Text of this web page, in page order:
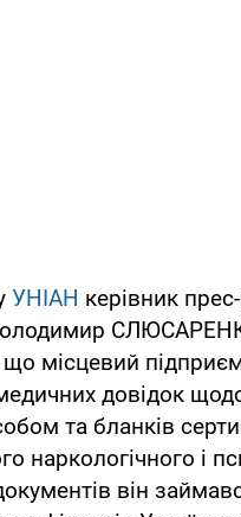
УНІАН керівник
місцевий
довідок
та бланків
наркологічного і
він